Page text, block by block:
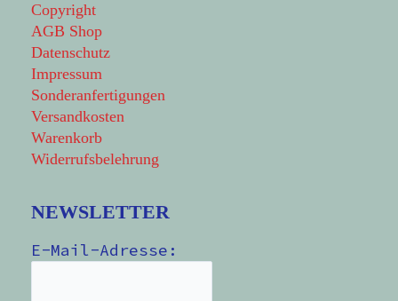
Copyright
AGB Shop
Datenschutz
Impressum
Sonderanfertigungen
Versandkosten
Warenkorb
Widerrufsbelehrung
NEWSLETTER
E-Mail-Adresse: